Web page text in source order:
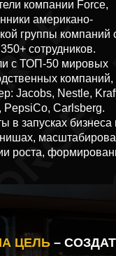
компании Force,
американо-
группы компаний
сотрудников.
с ТОП-50 мировых
компаний,
Jacobs, Nestle,
PepsiCo, Carlsberg.
в запусках бизнеса
роста,
ЦЕЛЬ–